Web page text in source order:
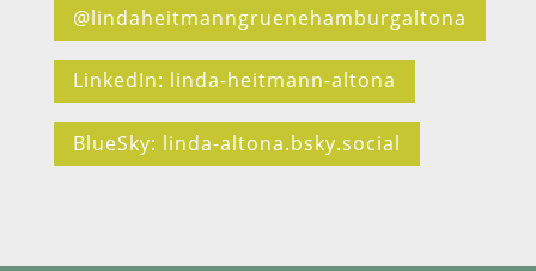
@lindaheitmanngruenehamburgaltona
LinkedIn: linda-heitmann-altona
BlueSky: linda-altona.bsky.social